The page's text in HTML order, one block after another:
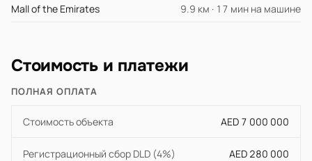
Mall of the Emirates 9.9 км · 17 мин на машине
Стоимость и платежи
ПОЛНАЯ ОПЛАТА
Стоимость объекта AED 7 000 000
Регистрационный сбор DLD (4%) AED 280 000